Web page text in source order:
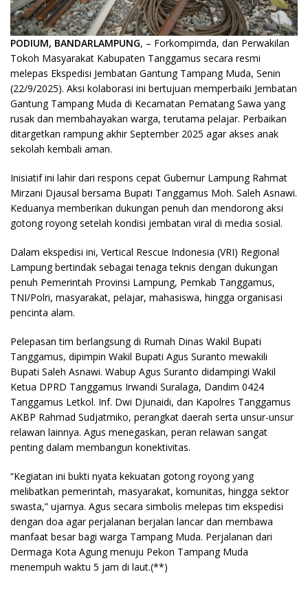
PODIUM, BANDARLAMPUNG, – Forkompimda, dan Perwakilan
Tokoh Masyarakat Kabupaten Tanggamus secara resmi
melepas Ekspedisi Jembatan Gantung Tampang Muda, Senin
(22/9/2025). Aksi kolaborasi ini bertujuan memperbaiki Jembatan
Gantung Tampang Muda di Kecamatan Pematang Sawa yang
rusak dan membahayakan warga, terutama pelajar. Perbaikan
ditargetkan rampung akhir September 2025 agar akses anak
sekolah kembali aman.
Inisiatif ini lahir dari respons cepat Gubernur Lampung Rahmat
Mirzani Djausal bersama Bupati Tanggamus Moh. Saleh Asnawi.
Keduanya memberikan dukungan penuh dan mendorong aksi
gotong royong setelah kondisi jembatan viral di media sosial.
Dalam ekspedisi ini, Vertical Rescue Indonesia (VRI) Regional
Lampung bertindak sebagai tenaga teknis dengan dukungan
penuh Pemerintah Provinsi Lampung, Pemkab Tanggamus,
TNI/Polri, masyarakat, pelajar, mahasiswa, hingga organisasi
pencinta alam.
Pelepasan tim berlangsung di Rumah Dinas Wakil Bupati
Tanggamus, dipimpin Wakil Bupati Agus Suranto mewakili
Bupati Saleh Asnawi. Wabup Agus Suranto didampingi Wakil
Ketua DPRD Tanggamus Irwandi Suralaga, Dandim 0424
Tanggamus Letkol. Inf. Dwi Djunaidi, dan Kapolres Tanggamus
AKBP Rahmad Sudjatmiko, perangkat daerah serta unsur-unsur
relawan lainnya. Agus menegaskan, peran relawan sangat
penting dalam membangun konektivitas.
“Kegiatan ini bukti nyata kekuatan gotong royong yang
melibatkan pemerintah, masyarakat, komunitas, hingga sektor
swasta,” ujarnya. Agus secara simbolis melepas tim ekspedisi
dengan doa agar perjalanan berjalan lancar dan membawa
manfaat besar bagi warga Tampang Muda. Perjalanan dari
Dermaga Kota Agung menuju Pekon Tampang Muda
menempuh waktu 5 jam di laut.(**)